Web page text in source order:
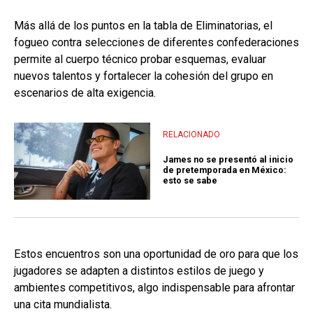
Más allá de los puntos en la tabla de Eliminatorias, el
fogueo contra selecciones de diferentes confederaciones
permite al cuerpo técnico probar esquemas, evaluar
nuevos talentos y fortalecer la cohesión del grupo en
escenarios de alta exigencia.
RELACIONADO
James no se presentó al inicio
de pretemporada en México:
esto se sabe
Estos encuentros son una oportunidad de oro para que los
jugadores se adapten a distintos estilos de juego y
ambientes competitivos, algo indispensable para afrontar
una cita mundialista.